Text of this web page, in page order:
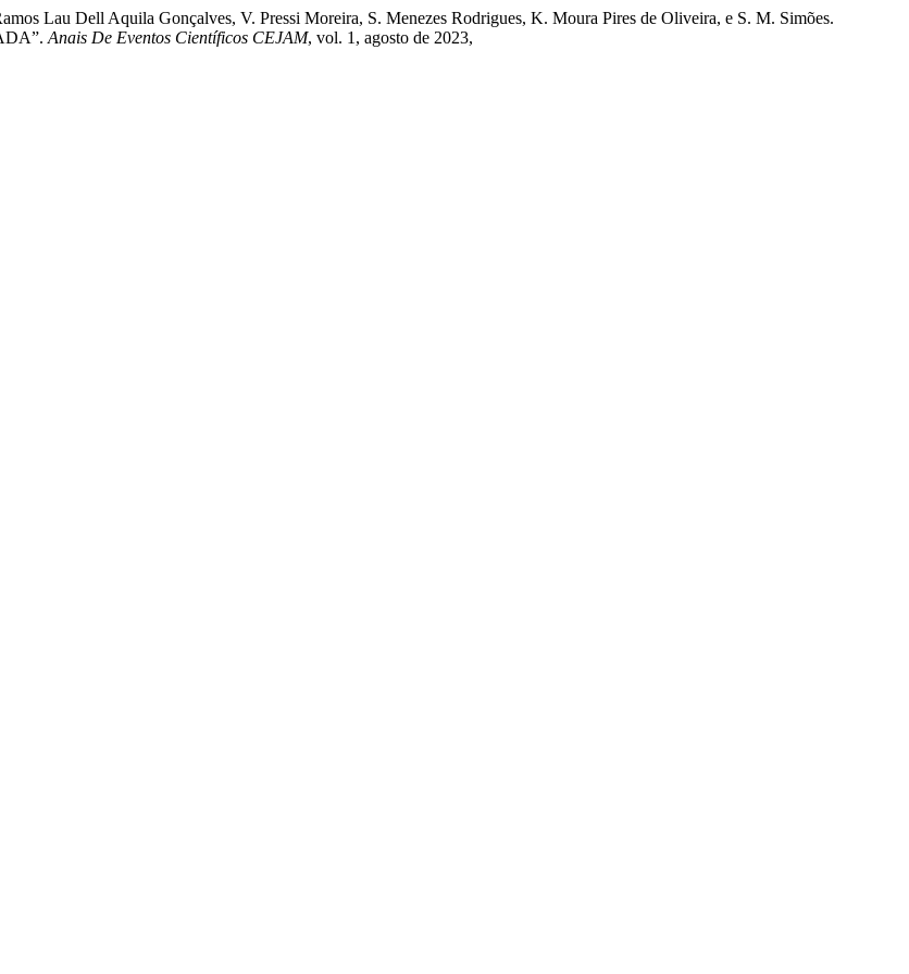
Lau Dell Aquila Gonçalves, V. Pressi Moreira, S. Menezes Rodrigues, K. Moura Pires de Oliveira, e S. M. Simões.
Anais De Eventos Científicos CEJAM, vol. 1, agosto de 2023,